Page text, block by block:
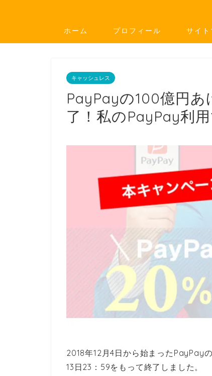
ホーム プロフィール サイ
キャッシュレス
PayPayの100億円
了！私のPayPay利
2018年12月4日から始まったPayPay
13日23：59をもって終了しました。